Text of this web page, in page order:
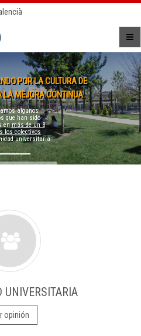
POR LA CULTURA DE
LA MEJORA CONTINUA.
algunos
que han sido
enmás de un 8
los colectivos
universitaria
UNIVERSITARIA
opinión